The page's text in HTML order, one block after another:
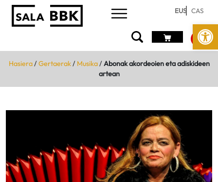
EUS CAS
Hasiera/Gertaerak/ Musika/Abonak akordeoien eta adiskideen
artean